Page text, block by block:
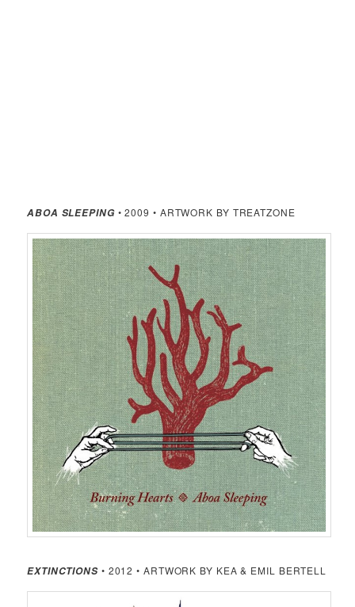
ABOA SLEEPING• 2009 • ARTWORK BY TREATZONE
EXTINCTIONS• 2012 • ARTWORK BY KEA & EMIL BERTELL